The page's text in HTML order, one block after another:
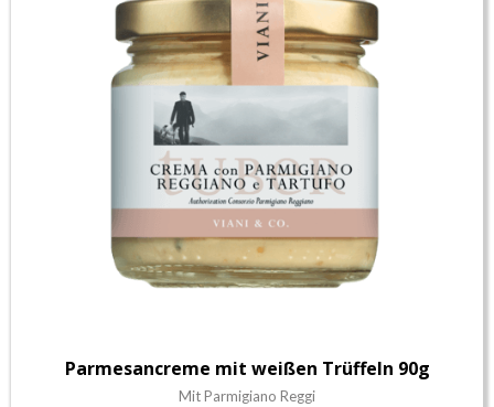
Parmesancreme mit weißen Trüffeln 90g
Mit Parmigiano Reggi